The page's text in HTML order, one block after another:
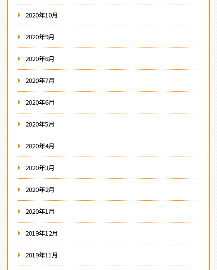
2020年10月
2020年9月
2020年8月
2020年7月
2020年6月
2020年5月
2020年4月
2020年3月
2020年2月
2020年1月
2019年12月
2019年11月